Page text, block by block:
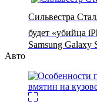
Сильвестра
будет «убийца
Samsung Galaxy
Авто